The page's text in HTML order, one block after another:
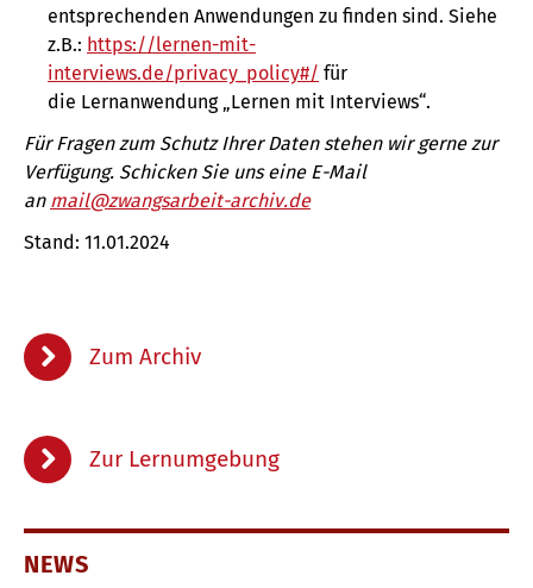
entsprechenden Anwendungen zu finden sind. Siehe
z.B.: https://lernen-mit-
interviews.de/privacy_policy#/ für
die Lernanwendung „Lernen mit Interviews“.
Für Fragen zum Schutz Ihrer Daten stehen wir gerne zur
Verfügung. Schicken Sie uns eine E-Mail
an mail@zwangsarbeit-archiv.de
Stand: 11.01.2024
Zum Archiv
Zur Lernumgebung
NEWS